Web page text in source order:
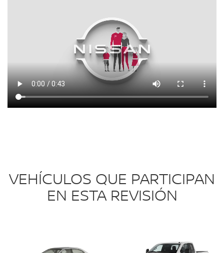
VEHÍCULOS QUE PARTICIPAN
EN ESTA REVISIÓN